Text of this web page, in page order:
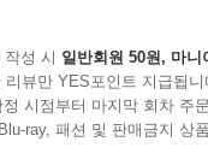
성 시 일반회원 50원, 마니
뷰만 YES포인트 지급됩니
시점부터 마지막 회차 주
ray, 패션 및 판매금지 상